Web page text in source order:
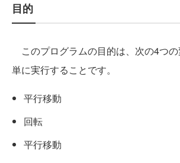
目的
このプログラムの目的は、次の4つ
単に実行することです。
平行移動
回転
平行移動